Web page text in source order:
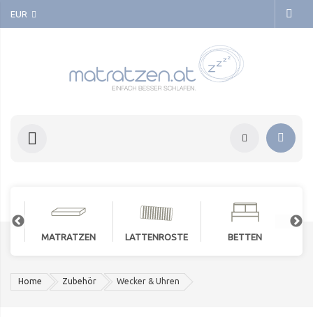
EUR
MATRATZEN LATTENROSTE BETTEN
Home Zubehör Wecker & Uhren